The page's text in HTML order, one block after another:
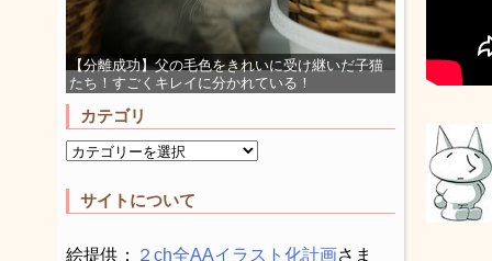
【分離成功】父の毛色をきれいに受け継いだ子猫
たち！すごくキレイに分かれている！
カテゴリ
サイトについて
絵提供： ２ch全AAイラスト化計画さま